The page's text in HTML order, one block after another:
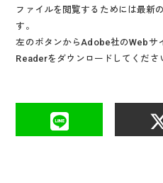
ファイルを閲覧するためには最新
す。
左のボタンからAdobe社のWebサ
Readerをダウンロードしてくださ